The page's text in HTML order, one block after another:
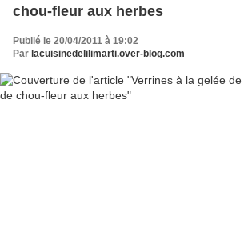
chou-fleur aux herbes
Publié le 20/04/2011 à 19:02
Par lacuisinedelilimarti.over-blog.com